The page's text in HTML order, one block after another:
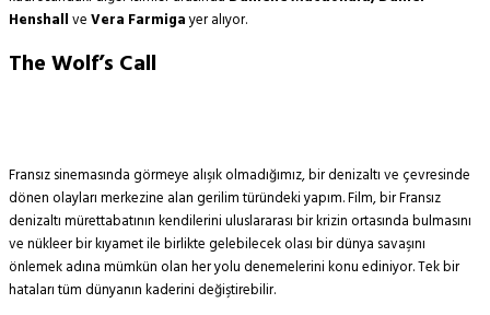
HenshallveVera Farmigayer alıyor.
The Wolf’s Call
Fransız sinemasında görmeye alışık olmadığımız, bir denizaltı ve çevresinde
dönen olayları merkezine alan gerilim türündeki yapım. Film, bir Fransız
denizaltı mürettabatının kendilerini uluslararası bir krizin ortasında bulmasını
ve nükleer bir kıyamet ile birlikte gelebilecek olası bir dünya savaşını
önlemek adına mümkün olan her yolu denemelerini konu ediniyor. Tek bir
hataları tüm dünyanın kaderini değiştirebilir.